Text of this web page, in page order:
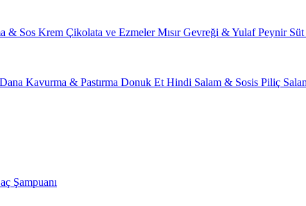
& Sos Krem Çikolata ve EzmelerMısır Gevreği & YulafPeynir
Dana Kavurma & Pastırma Donuk Et Hindi Salam & Sosis Piliç
Şampuanı